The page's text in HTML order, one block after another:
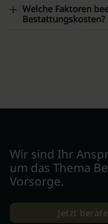
Welche Faktoren
Bestattungskosten?
Wir sind Ihr
um das Thema
Vorsorge.
Jetzt